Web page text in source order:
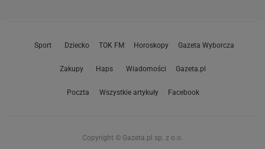
Sport Dziecko TOK FM Horoskopy Gazeta Wyborcza
Zakupy Haps Wiadomości Gazeta.pl
Poczta Wszystkie artykuły Facebook
Copyright © Gazeta.pl sp. z o.o.